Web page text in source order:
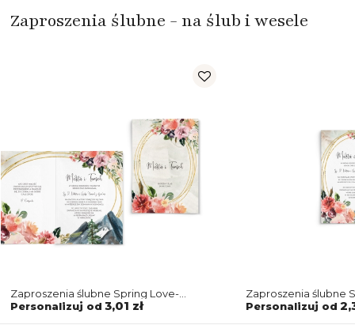
Zaproszenia ślubne - na ślub i wesele
Zaproszenia ślubne Spring Love-
Składane Motyw 6
Personalizuj od 3,01 zł
Zaproszenia ślubne
6
Personalizuj od